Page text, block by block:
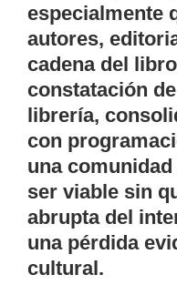
especialmente
autores,
cadena del
constatación
librería,
con
una
ser viable sin
abrupta del
una pérdida
cultural.